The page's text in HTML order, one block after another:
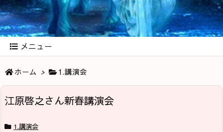
メニュー
ホーム > 1.講演会
江原啓之さん新春講演会
1.講演会